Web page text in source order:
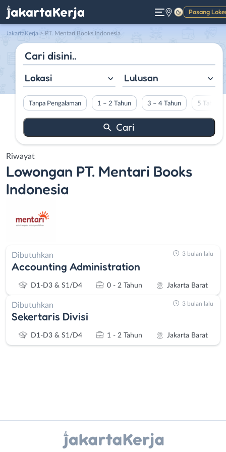
Pasang
Gelap
JakartaKerja > PT. Mentari Books Indonesia
Lokasi Lulusan
Tanpa Pengalaman 1 – 2 Tahun 3 – 4 Tahun 5 Tahun
Riwayat
Lowongan PT. Mentari Books
Indonesia
Dibutuhkan
Accounting Administration
D1-D3 & S1/D4 0 - 2 Tahun Jakarta Barat
3 bulan lalu
Dibutuhkan
Sekertaris Divisi
D1-D3 & S1/D4 1 - 2 Tahun Jakarta Barat
3 bulan lalu
Gizi
Work)
X - Twitter Telegram
Kanal Lainnya..